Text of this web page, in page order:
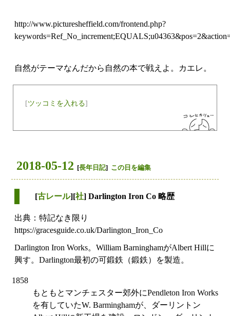
http://www.picturesheffield.com/frontend.php?
自然がテーマなんだから自然の本で戦えよ。カエレ。
[ツッコミを入れる]
2018-05-12 [長年日記] この日を編集
[古レール][社] Darlington Iron Co 略歴
出典：特記なき限り
https://gracesguide.co.uk/Darlington_Iron_Co
Darlington Iron Works。William BarninghamがAlbert Hillに
興す。Darlington最初の可鍛鉄（鍛鉄）を製造。
1858
もともとマンチェスター郊外にPendleton Iron Works
を有していたW. Barminghamが、ダーリントン